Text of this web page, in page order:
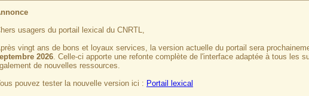
usagers du portail lexical du CNRTL,
vingt ans de bons et loyaux services, la version actuelle du portail sera
2026. Celle-ci apporte une refonte complète de l'interface adaptée à tous les
de nouvelles ressources.
pouvez tester la nouvelle version ici : Portail lexical